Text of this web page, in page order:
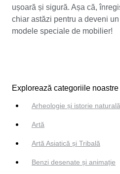
ușoară și sigură. Așa că,
chiar astăzi pentru a deveni
modele speciale de mobilier!
Explorează categoriile noastre
Arheologie și istorie naturală
Artă
Artă Asiatică și Tribală
Benzi desenate și animație